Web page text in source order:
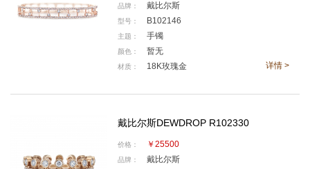
戴比尔斯品牌挚友蔡斯·英菲尼迪凭借在电影《一战再
战》（One Battle After Another）中的出色演绎荣获EE
品牌： 戴比尔斯
型号： B102146
主题： 手镯
颜色： 暂无
材质： 18K玫瑰金 详情 >
戴比尔斯DEWDROP R102330
价格： ￥25500
品牌： 戴比尔斯